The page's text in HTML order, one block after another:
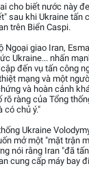
cho biết nước này
sau khi Ukraine tấn
trên Biển Caspi.
Ngoại giao Iran,
Ukraine... nhấn
đến vụ tấn công
mạng và một
và hoàn cảnh
rõ ràng của Tổng
có chủ ý."
Ukraine
mở một "mặt trận
nói rằng Iran "đã
cung cấp máy bay